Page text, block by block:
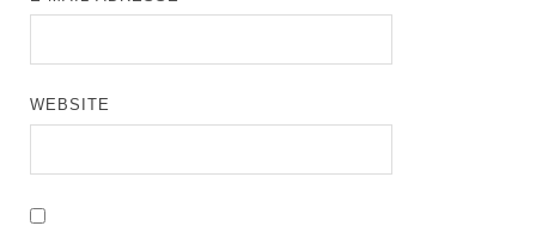
WEBSITE